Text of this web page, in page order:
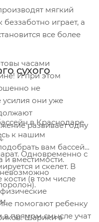
мягкий
играет, а
все более
часами
И при этом
не
усилия они уже
развивает одну
Одновременно с
и скелет. В
кости (в том числе
помогают ребенку
в прямом смысле учат
сухого
в Краснодаре,
к нашим
вам бассейн
вместимости.
Шарики в